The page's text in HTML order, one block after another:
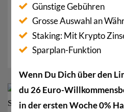
gesetzliches Zahlungsmittel“
Nachdem El Salvador
Jahres Geschichte
Land...
23
Feb.
Günstige Gebühren
Grosse Auswahl an
Staking: Mit Krypto
Sparplan-Funktion
Wenn Du Dich über den
du 26 Euro-
in der ersten Woche 0%